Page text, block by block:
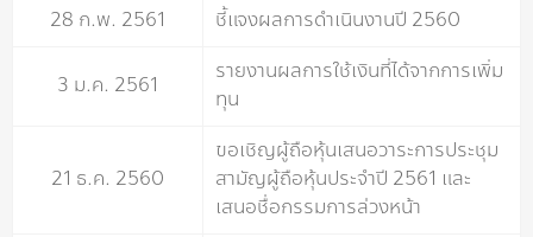
28 ก.พ. 2561
ชี้แจงผลการดำเนินงานปี 2560
3 ม.ค. 2561
รายงานผลการใช้เงินที่ได้จากการเพิ่ม
ทุน
21 ธ.ค. 2560
ขอเชิญผู้ถือหุ้นเสนอวาระการประชุม
สามัญผู้ถือหุ้นประจำปี 2561 และ
เสนอชื่อกรรมการล่วงหน้า